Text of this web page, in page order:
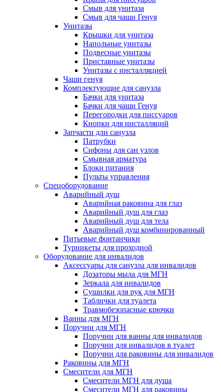
Смыв для унитаза
Смыв для чаши Генуя
Унитазы
Крышки для унитаза
Напольные унитазы
Подвесные унитазы
Приставные унитазы
Унитазы с инсталляцией
Чаши генуя
Комплектующие для санузла
Бачки для унитаза
Бачки для чаши Генуя
Перегородки для писсуаров
Кнопки для инсталляций
Запчасти дли санузла
Патрубки
Сифоны для сан узлов
Смывная арматура
Блоки питания
Пульты управления
Спецоборудование
Аварийный душ
Аварийная раковина для глаз
Аварийный душ для глаз
Аварийный душ для тела
Аварийный душ комбинированный
Питьевые фонтанчики
Турникеты для проходной
Оборудование для инвалидов
Аксессуары для санузла для инвалидов
Дозаторы мыла для МГН
Зеркала для инвалидов
Сушилки для рук для МГН
Таблички для туалета
Травмобезопасные крючки
Ванны для МГН
Поручни для МГН
Поручни для ванны для инвалидов
Поручни для инвалидов в туалет
Поручни для раковины для инвалидов
Раковины для МГН
Смесители для МГН
Смесители МГН для душа
Смесители МГН для раковины